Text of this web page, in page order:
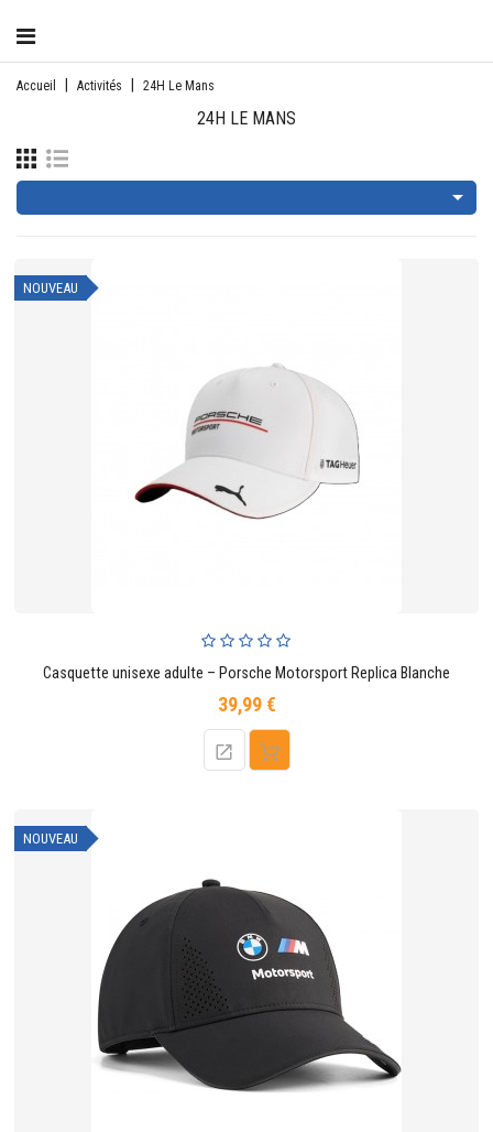
Accueil Activités 24H Le Mans
24H LE MANS

NOUVEAU
Casquette unisexe adulte – Porsche Motorsport Replica Blanche
39,99 €Prix
NOUVEAU